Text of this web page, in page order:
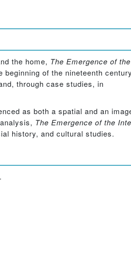
the home, The Emergence of the
of the nineteenth
through case studies, in
as both a spatial and an
The Emergence of the
history, and cultural studies.